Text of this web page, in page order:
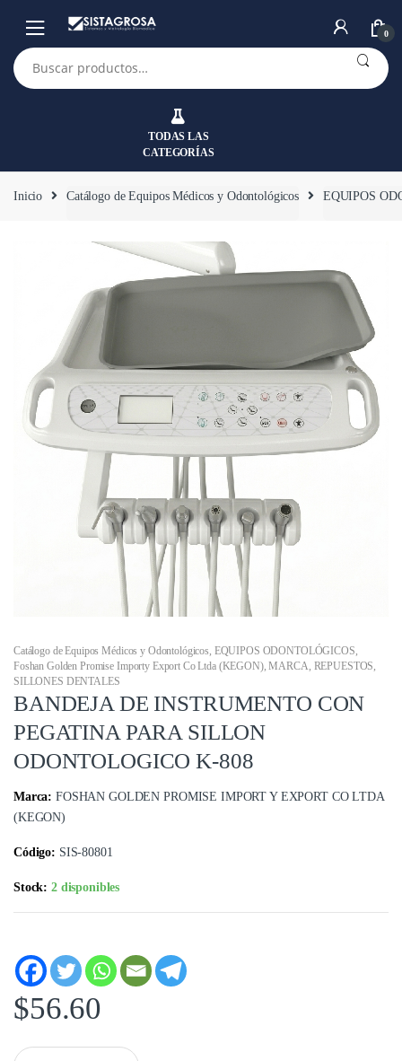
navegación
contenido
0
Buscar
por:
TODAS LAS
CATEGORÍAS
Inicio Catálogo de Equipos Médicos y Odontológicos EQUIPOS
Catálogo de Equipos Médicos y Odontológicos, EQUIPOS ODONTOLÓGICOS,
Foshan Golden Promise Importy Export Co Ltda (KEGON),MARCA, REPUESTOS,
SILLONES DENTALES
BANDEJA DE INSTRUMENTO CON
PEGATINA PARA SILLON
ODONTOLOGICO K-808
Marca: FOSHAN GOLDEN PROMISE IMPORT Y EXPORT CO LTDA
(KEGON)
Código: SIS-80801
Stock:2 disponibles
$56.60
C